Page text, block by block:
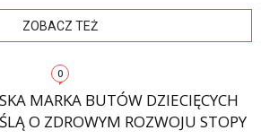
ZOBACZ TEŻ
0
MARKA BUTÓW DZIECIĘCYCH
O ZDROWYM ROZWOJU STOPY